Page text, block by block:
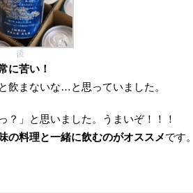
後
に苦い！
飲まないな…と思っていました。
？」と思いました。うまいぞ！！！
の料理と一緒に飲むのがオススメです。